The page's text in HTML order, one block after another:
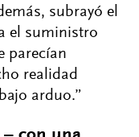
subrayó el
el suministro
parecían
realidad
arduo.”